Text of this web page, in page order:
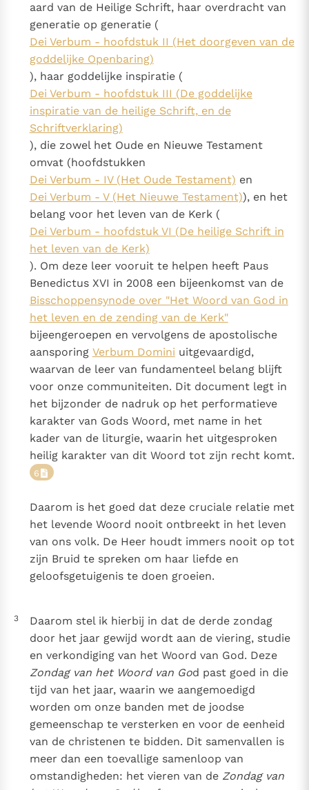
aard van de Heilige Schrift, haar overdracht van
generatie op generatie (
Dei Verbum - hoofdstuk II (Het doorgeven van de
goddelijke Openbaring)
), haar goddelijke inspiratie (
Dei Verbum - hoofdstuk III (De goddelijke
inspiratie van de heilige Schrift, en de
Schriftverklaring)
), die zowel het Oude en Nieuwe Testament
omvat (hoofdstukken
Dei Verbum - IV (Het Oude Testament) en
Dei Verbum - V (Het Nieuwe Testament)), en het
belang voor het leven van de Kerk (
Dei Verbum - hoofdstuk VI (De heilige Schrift in
het leven van de Kerk)
). Om deze leer vooruit te helpen heeft Paus
Benedictus XVI in 2008 een bijeenkomst van de
Bisschoppensynode over "Het Woord van God in
het leven en de zending van de Kerk"
bijeengeroepen en vervolgens de apostolische
aansporing Verbum Domini uitgevaardigd,
waarvan de leer van fundamenteel belang blijft
voor onze communiteiten. Dit document legt in
het bijzonder de nadruk op het performatieve
karakter van Gods Woord, met name in het
kader van de liturgie, waarin het uitgesproken
heilig karakter van dit Woord tot zijn recht komt.
6
Daarom is het goed dat deze cruciale relatie met
het levende Woord nooit ontbreekt in het leven
van ons volk. De Heer houdt immers nooit op tot
zijn Bruid te spreken om haar liefde en
geloofsgetuigenis te doen groeien.
3
Daarom stel ik hierbij in dat de derde zondag
door het jaar gewijd wordt aan de viering, studie
en verkondiging van het Woord van God. Deze
Zondag van het Woord van God past goed in die
tijd van het jaar, waarin we aangemoedigd
worden om onze banden met de joodse
gemeenschap te versterken en voor de eenheid
van de christenen te bidden. Dit samenvallen is
meer dan een toevallige samenloop van
omstandigheden: het vieren van de Zondag van